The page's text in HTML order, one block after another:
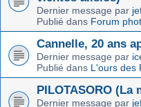
Dernier message par
Publié dans Forum
Cannelle, 20 ans
Dernier message par
Publié dans L'ours des
PILOTASORO
Dernier message par